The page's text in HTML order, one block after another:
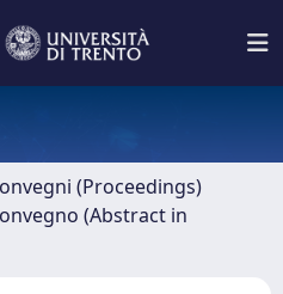
(Proceedings)
(Abstract in